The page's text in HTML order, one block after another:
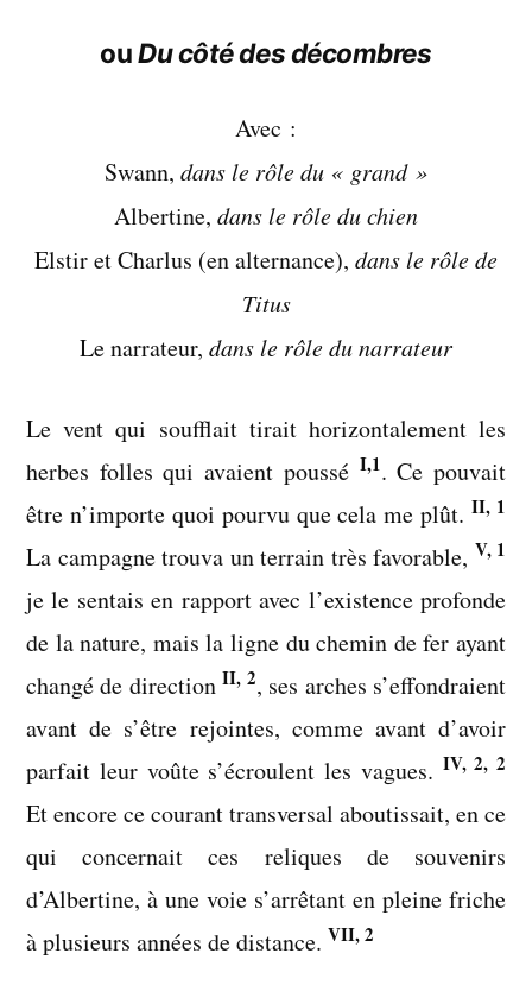
ouDu côté des décombres
Avec :
Swann, dans le rôle du « grand »
Albertine, dans le rôle du chien
Elstir et Charlus (en alternance), dans le rôle de
Titus
Le narrateur, dans le rôle du narrateur
Le vent qui soufflait tirait horizontalement les
herbes folles qui avaient poussé I,1. Ce pouvait
être n’importe quoi pourvu que cela me plût.II, 1
La campagne trouva un terrain très favorable, V, 1
je le sentais en rapport avec l’existence profonde
de la nature, mais la ligne du chemin de fer ayant
changé de directionII, 2, ses arches s’effondraient
avant de s’être rejointes, comme avant d’avoir
parfait leur voûte s’écroulent les vagues. IV, 2, 2
Et encore ce courant transversal aboutissait, en ce
qui concernait ces reliques de souvenirs
d’Albertine, à une voie s’arrêtant en pleine friche
à plusieurs années de distance. VII, 2